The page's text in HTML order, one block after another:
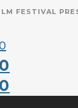
FESTIVAL
0
0
0